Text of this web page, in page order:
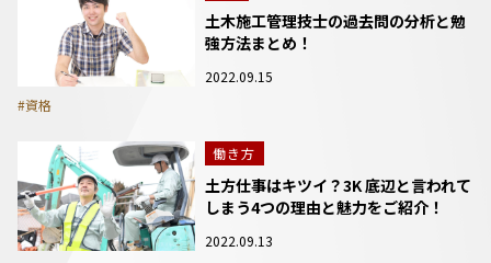
土木施工管理技士の過去問の分析と勉
強方法まとめ！
2022.09.15
#資格
働き方
土方仕事はキツイ？3K 底辺と言われて
しまう4つの理由と魅力をご紹介！
2022.09.13